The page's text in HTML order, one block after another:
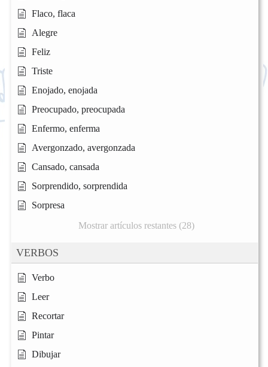
Flaco, flaca
Alegre
Feliz
Triste
Enojado, enojada
Preocupado, preocupada
Enfermo, enferma
Avergonzado, avergonzada
Cansado, cansada
Sorprendido, sorprendida
Sorpresa
Mostrar artículos restantes (28)
VERBOS
Verbo
Leer
Recortar
Pintar
Dibujar